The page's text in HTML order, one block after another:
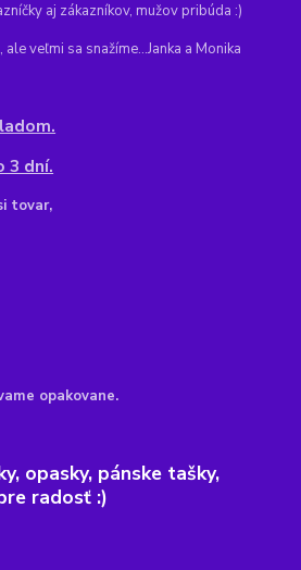
aj zákazníkov, mužov pribúda :)
veľmi sa snažíme...Janka a Monika
3 dní.
tovar,
opakovane.
opasky, pánske tašky,
radosť :)